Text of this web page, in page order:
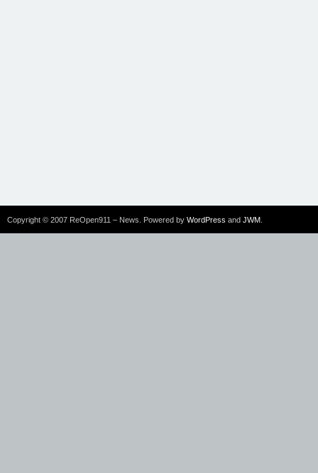
Copyright © 2007 ReOpen911 – News. Powered by WordPress and JWM